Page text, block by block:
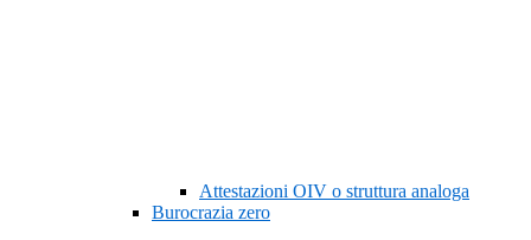
Attestazioni OIV o struttura analoga
Burocrazia zero